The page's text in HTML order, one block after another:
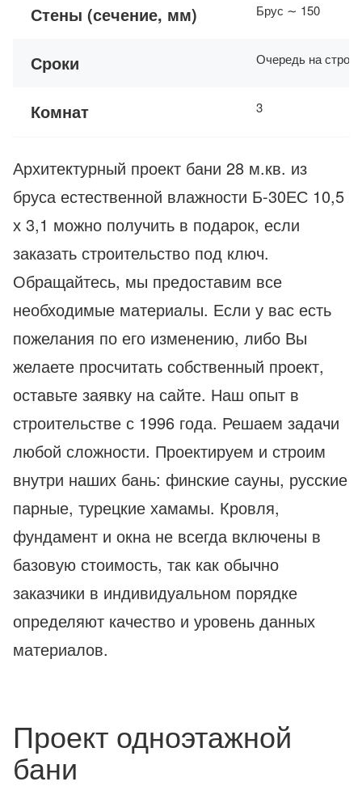
Стены (сечение, мм) Брус ∼ 150
Сроки Очередь на
Комнат 3
Архитектурный проект бани 28 м.кв. из
бруса естественной влажности Б-30ЕС 10,5
х 3,1 можно получить в подарок, если
заказать строительство под ключ.
Обращайтесь, мы предоставим все
необходимые материалы. Если у вас есть
пожелания по его изменению, либо Вы
желаете просчитать собственный проект,
оставьте заявку на сайте. Наш опыт в
строительстве с 1996 года. Решаем задачи
любой сложности. Проектируем и строим
внутри наших бань: финские сауны, русские
парные, турецкие хамамы. Кровля,
фундамент и окна не всегда включены в
базовую стоимость, так как обычно
заказчики в индивидуальном порядке
определяют качество и уровень данных
материалов.
Проект одноэтажной
бани